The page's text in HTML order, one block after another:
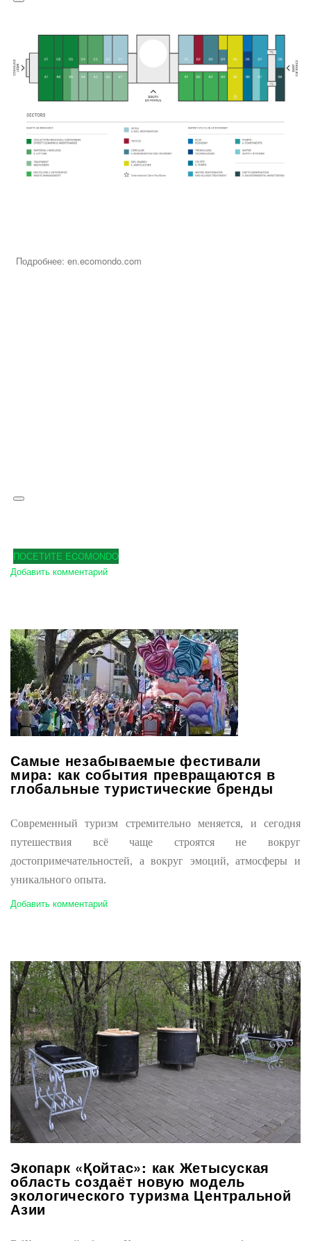
Подробнее: en.ecomondo.com
ПОСЕТИТЕ ECOMONDO
Добавить комментарий
Самые незабываемые фестивали
мира: как события превращаются в
глобальные туристические бренды
Современный туризм стремительно меняется, и сегодня
путешествия всё чаще строятся не вокруг
достопримечательностей, а вокруг эмоций, атмосферы и
уникального опыта.
Добавить комментарий
Экопарк «Қойтас»: как Жетысуская
область создаёт новую модель
экологического туризма Центральной
Азии